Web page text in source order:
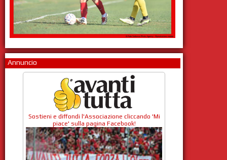
Annuncio
Sostieni e diffondi l'Associazione cliccando 'Mi
piace' sulla pagina Facebook!